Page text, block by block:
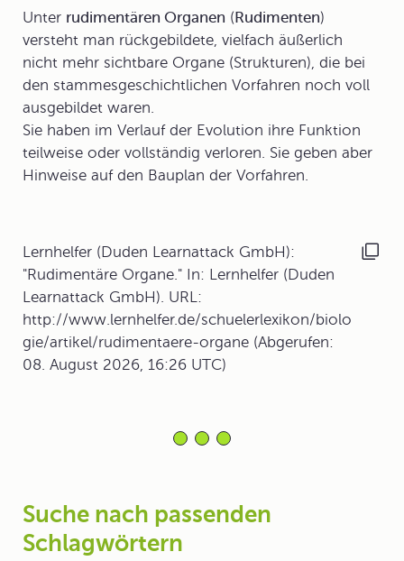
Unter rudimentären Organen (Rudimenten)
versteht man rückgebildete, vielfach äußerlich
nicht mehr sichtbare Organe (Strukturen), die bei
den stammesgeschichtlichen Vorfahren noch voll
ausgebildet waren.
Sie haben im Verlauf der Evolution ihre Funktion
teilweise oder vollständig verloren. Sie geben aber
Hinweise auf den Bauplan der Vorfahren.
Lernhelfer (Duden Learnattack GmbH):
"Rudimentäre Organe." In: Lernhelfer (Duden
Learnattack GmbH). URL:
http://www.lernhelfer.de/schuelerlexikon/biolo
gie/artikel/rudimentaere-organe (Abgerufen:
08. August 2026, 16:26 UTC)
Suche nach passenden
Schlagwörtern